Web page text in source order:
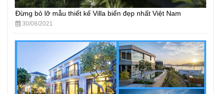
Đừng bỏ lỡ mẫu thiết kế Villa biển đẹp nhất Việt Nam
30/08/2021